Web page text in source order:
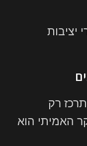
יציבות
רק
האמיתי הוא